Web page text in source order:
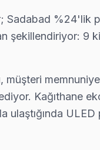
Sadabad
şekillendiriyor: 9
Kağıthane